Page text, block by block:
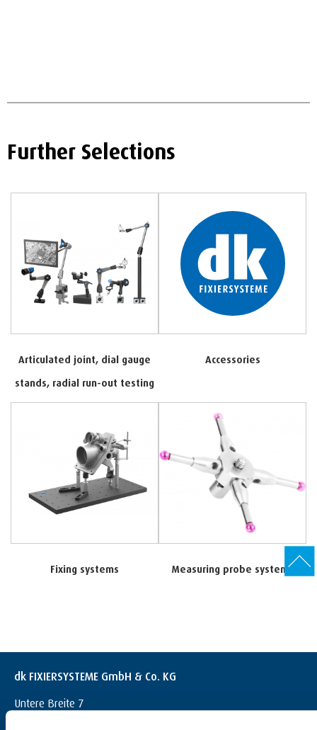
Further Selections
Articulated joint, dial gauge
stands, radial run-out testing
Accessories
Fixing systems Measuring probe systems
dk FIXIERSYSTEME GmbH & Co. KG
Untere Breite 7